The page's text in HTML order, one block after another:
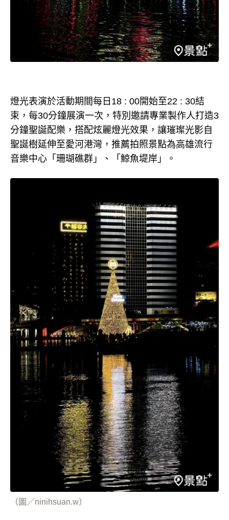
燈光表演於活動期間每日18 : 00開始至22 : 30結
束，每30分鐘展演一次，特別邀請專業製作人打造3
分鐘聖誕配樂，搭配炫麗燈光效果，讓璀璨光影自
聖誕樹延伸至愛河港灣，推薦拍照景點為高雄流行
音樂中心「珊瑚礁群」、「鯨魚堤岸」。
（圖／ninihsuan.w）